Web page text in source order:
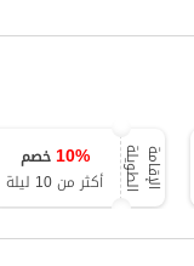
ا
ل
إ
ق
ا
م
ة
ا
ل
ط
و
ي
لة 10%
خصم
أكثر من 10 ليلة